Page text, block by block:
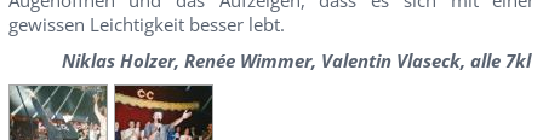
gewissen Leichtigkeit besser lebt.
Niklas Holzer, Renée Wimmer, Valentin Vlaseck, alle 7kl